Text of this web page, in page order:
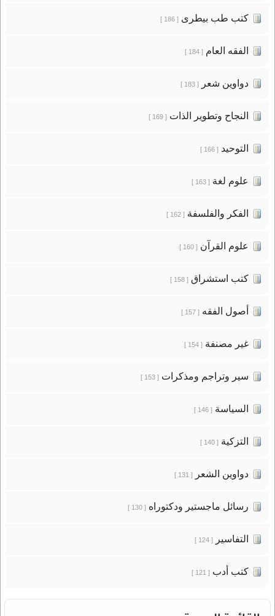
كتب طب بيطرى[ 186 ]
الفقه العام[ 184 ]
دواوين شعر[ 183 ]
النجاح وتطوير الذات[ 169 ]
التوحيد[ 166 ]
علوم لغة[ 163 ]
الفكر والفلسفة[ 162 ]
علوم القرآن[ 160 ]
كتب استشراق[ 158 ]
أصول الفقه[ 157 ]
غير مصنفة[ 154 ]
سير وتراجم ومذكرات[ 153 ]
السياسة[ 146 ]
التزكية[ 140 ]
دواوين الشعر[ 131 ]
رسائل ماجستير ودكتوراه[ 130 ]
التفاسير[ 124 ]
كتب أدب[ 121 ]